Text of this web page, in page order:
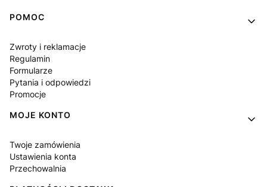
Linki w stopce
POMOC
Zwroty i reklamacje
Regulamin
Formularze
Pytania i odpowiedzi
Promocje
MOJE KONTO
Twoje zamówienia
Ustawienia konta
Przechowalnia